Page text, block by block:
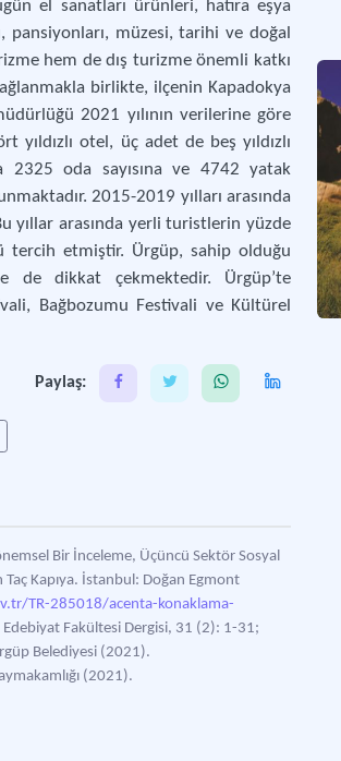
el sanatları ürünleri, hatıra eşya
pansiyonları, müzesi, tarihi ve doğal
hem de dış turizme önemli katkı
birlikte, ilçenin Kapadokya
2021 yılının verilerine göre
otel, üç adet de beş yıldızlı
2325 oda sayısına ve 4742 yatak
2015-2019 yılları arasında
yıllar arasında yerli turistlerin yüzde
tercih etmiştir. Ürgüp, sahip olduğu
de dikkat çekmektedir. Ürgüp’te
Bağbozumu Festivali ve Kültürel
Paylaş:
Bir İnceleme, Üçüncü Sektör Sosyal
Kapıya. İstanbul: Doğan Egmont
TR-285018/acenta-konaklama-
Fakültesi Dergisi, 31 (2): 1-31;
Belediyesi (2021).
(2021).